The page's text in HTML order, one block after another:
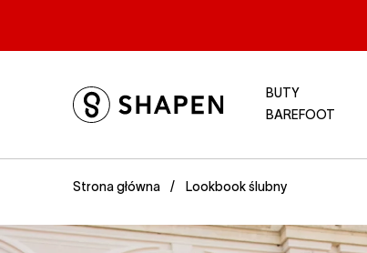
BUTY
BAREFOOT
Strona główna Lookbook ślubny